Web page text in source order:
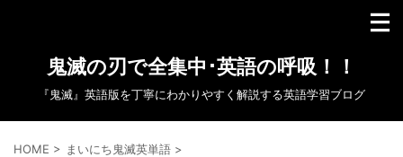
鬼滅の刃で全集中･英語の呼吸！！
『鬼滅』英語版を丁寧にわかりやすく解説する英語学習ブログ
HOME > まいにち鬼滅英単語 >